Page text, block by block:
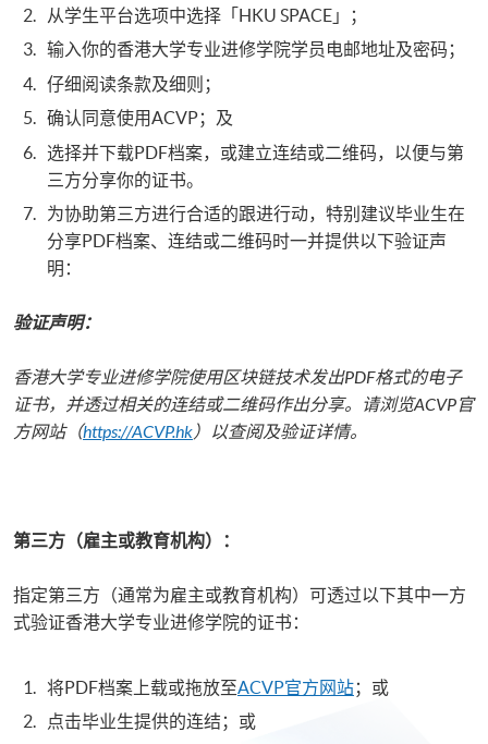
从学生平台选项中选择「HKU SPACE」；
输入你的香港大学专业进修学院学员电邮地址及密码；
仔细阅读条款及细则；
确认同意使用ACVP；及
选择并下载PDF档案，或建立连结或二维码，以便与第
三方分享你的证书。
为协助第三方进行合适的跟进行动，特别建议毕业生在
分享PDF档案、连结或二维码时一并提供以下验证声
明：
验证声明：
香港大学专业进修学院使用区块链技术发出PDF格式的电子
证书，并透过相关的连结或二维码作出分享。请浏览ACVP官
方网站（https://ACVP.hk）以查阅及验证详情。
第三方（雇主或教育机构）：
指定第三方（通常为雇主或教育机构）可透过以下其中一方
式验证香港大学专业进修学院的证书：
将PDF档案上载或拖放至ACVP官方网站；或
点击毕业生提供的连结；或